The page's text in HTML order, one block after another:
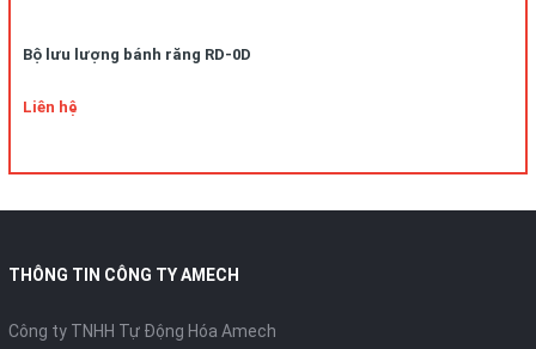
Bộ lưu lượng bánh răng RD-0D
Liên hệ
THÔNG TIN CÔNG TY AMECH
Công ty TNHH Tự Động Hóa Amech